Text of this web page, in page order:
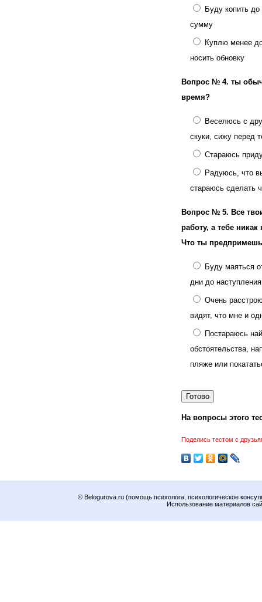
Буду копить
сумму
Куплю менее
носить обновку
Вопрос № 4. ты
время?
Веселюсь с
скуки, сижу перед
Стараюсь
Радуюсь, что
стараюсь сделать
Вопрос № 5. Все
работу, а тебе
Что ты
Буду маяться
дни до
Очень
видят, что мне и
Постараюсь
обстоятельства,
пляже или
На вопросы этого
Поделись тестом с
© Belogurova.ru (помощь психолога, психологическое
Использование материалов